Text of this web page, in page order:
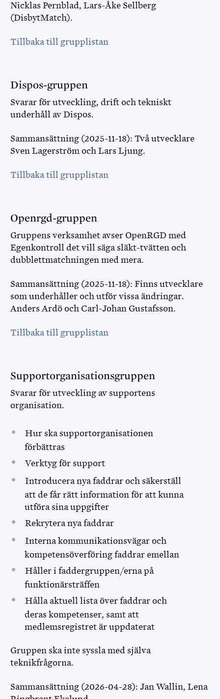
Nicklas Pernblad, Lars-Åke Sellberg
(DisbytMatch).
Tillbaka till grupplistan
Dispos-gruppen
Svarar för utveckling, drift och tekniskt
underhåll av Dispos.
Sammansättning (2025-11-18): Två utvecklare
Sven Lagerström och Lars Ljung.
Tillbaka till grupplistan
Openrgd-gruppen
Gruppens verksamhet avser OpenRGD med
Egenkontroll det vill säga släkt-tvätten och
dubblettmatchningen med mera.
Sammansättning (2025-11-18): Finns utvecklare
som underhåller och utför vissa ändringar.
Anders Ardö och Carl-Johan Gustafsson.
Tillbaka till grupplistan
Supportorganisationsgruppen
Svarar för utveckling av supportens
organisation.
Hur ska supportorganisationen
förbättras
Verktyg för support
Introducera nya faddrar och säkerställ
att de får rätt information för att kunna
utföra sina uppgifter
Rekrytera nya faddrar
Interna kommunikationsvägar och
kompetensöverföring faddrar emellan
Håller i faddergruppen/erna på
funktionärsträffen
Hålla aktuell lista över faddrar och
deras kompetenser, samt att
medlemsregistret är uppdaterat
Gruppen ska inte syssla med själva
teknikfrågorna.
Sammansättning (2026-04-28): Jan Wallin, Lena